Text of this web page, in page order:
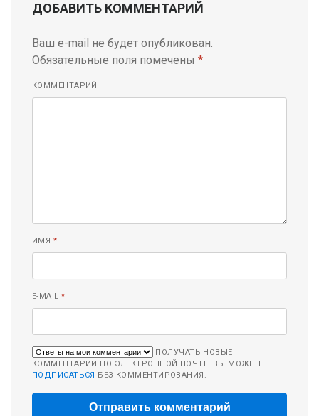
ДОБАВИТЬ КОММЕНТАРИЙ
Ваш e-mail не будет опубликован.
Обязательные поля помечены *
КОММЕНТАРИЙ
ИМЯ *
E-MAIL*
ПОЛУЧАТЬ НОВЫЕ
КОММЕНТАРИИ ПО ЭЛЕКТРОННОЙ ПОЧТЕ. ВЫ МОЖЕТЕ
ПОДПИСАТЬСЯ БЕЗ КОММЕНТИРОВАНИЯ.